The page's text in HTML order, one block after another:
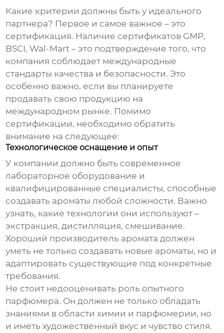
Какие критерии должны быть у идеального
партнера? Первое и самое важное – это
сертификация. Наличие сертификатов GMP,
BSCI, Wal-Mart – это подтверждение того, что
компания соблюдает международные
стандарты качества и безопасности. Это
особенно важно, если вы планируете
продавать свою продукцию на
международном рынке. Помимо
сертификации, необходимо обратить
внимание на следующее:
Технологическое оснащение и опыт
У компании должно быть современное
лабораторное оборудование и
квалифицированные специалисты, способные
создавать ароматы любой сложности. Важно
узнать, какие технологии они используют –
экстракция, дистилляция, смешивание.
Хороший производитель аромата должен
уметь не только создавать новые ароматы, но и
адаптировать существующие под конкретные
требования.
Не стоит недооценивать роль опытного
парфюмера. Он должен не только обладать
знаниями в области химии и парфюмерии, но
и иметь художественный вкус и чувство стиля.